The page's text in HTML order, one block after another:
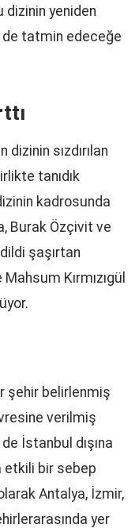
dizinin yeniden
tatmin edeceğe
sızdırılan
tanıdık
kadrosunda
Burak Özçivit ve
şaşırtan
Kırmızıgül
şehir belirlenmiş
verilmiş
İstanbul dışına
etkili bir sebep
Antalya, İzmir,
yer